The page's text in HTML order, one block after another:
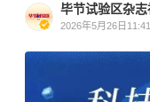
毕节试验区杂志
2026年5月26日11:41